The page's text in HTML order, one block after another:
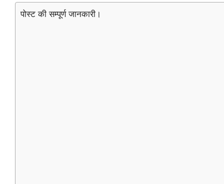
पोस्ट की सम्पूर्ण जानकारी।